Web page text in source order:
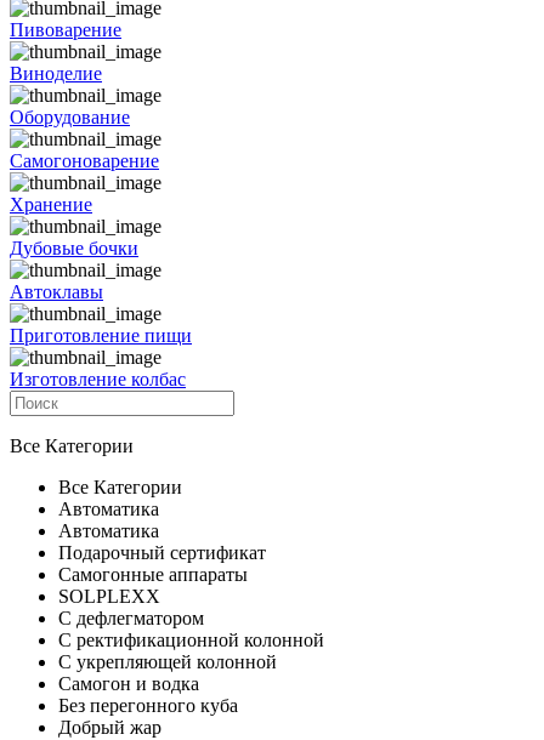
Пивоварение
Виноделие
Оборудование
Самогоноварение
Хранение
Дубовые бочки
Автоклавы
Приготовление пищи
Изготовление колбас
Все Категории
Все Категории
Автоматика
Автоматика
Подарочный сертификат
Самогонные аппараты
SOLPLEXX
С дефлегматором
С ректификационной колонной
С укрепляющей колонной
Самогон и водка
Без перегонного куба
Добрый жар